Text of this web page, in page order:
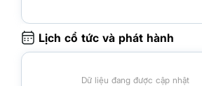
Lịch cổ tức và phát hành
Dữ liệu đang được cập nhật